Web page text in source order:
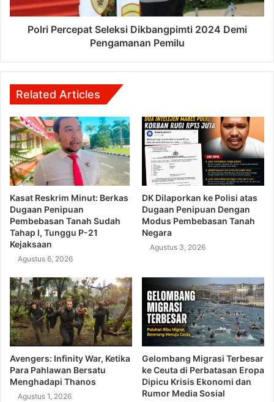
Polri Percepat Seleksi Dikbangpimti 2024 Demi
Pengamanan Pemilu
Related Articles
Kasat Reskrim Minut: Berkas
Dugaan Penipuan
Pembebasan Tanah Sudah
Tahap I, Tunggu P-21
Kejaksaan
Agustus 6, 2026
DK Dilaporkan ke Polisi atas
Dugaan Penipuan Dengan
Modus Pembebasan Tanah
Negara
Agustus 3, 2026
Avengers: Infinity War, Ketika
Para Pahlawan Bersatu
Menghadapi Thanos
Agustus 1, 2026
Gelombang Migrasi Terbesar
ke Ceuta di Perbatasan Eropa
Dipicu Krisis Ekonomi dan
Rumor Media Sosial